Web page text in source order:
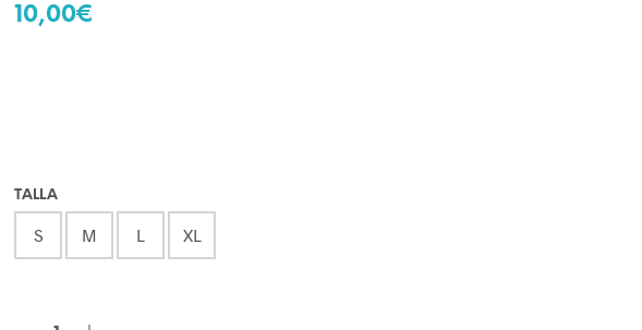
10,00€
TALLA
S M L XL